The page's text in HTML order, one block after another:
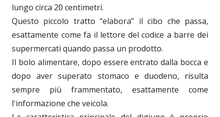
lungo circa 20 centimetri.
Questo piccolo tratto “elabora” il cibo che passa,
esattamente come fa il lettore del codice a barre dei
supermercati quando passa un prodotto.
Il bolo alimentare, dopo essere entrato dalla bocca e
dopo aver superato stomaco e duodeno, risulta
sempre più frammentato, esattamente come
l'informazione che veicola.